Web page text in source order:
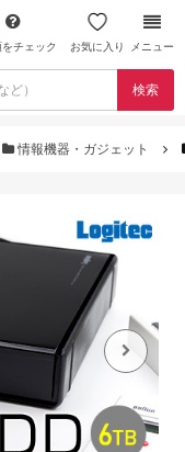
チェック お気に入り メニュー
検索
情報機器・ガジェット